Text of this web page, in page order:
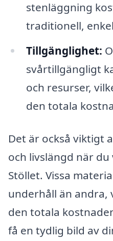
stenläggning
traditionell,
Tillgänglighet:
svårtillgängligt
och resurser,
den totala
Det är också viktigt
och livslängd när
Stöllet. Vissa
underhåll än andra,
den totala
få en tydlig bild av